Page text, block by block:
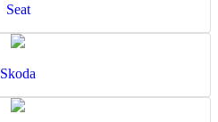
Seat
Skoda